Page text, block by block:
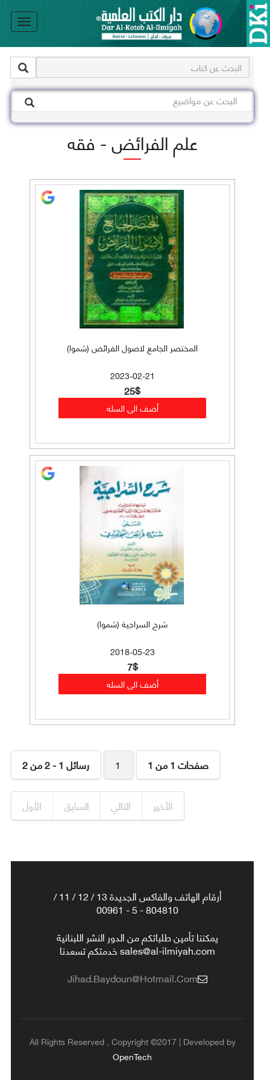
علم الفرائض - فقه
المختصر الجامع لاصول الفرائض (شموا)
2023-02-21
25$
شرح السراجية (شموا)
2018-05-23
7$
رسائل 1 - 2 من 2 1 صفحات 1 من 1
الأول السابق التالي الأخير
أرقام الهاتف والفاكس الجديدة 13 / 12 / 11 /
804810 - 5 - 00961
يمكننا تأمين طلباتكم من الدور النشر اللبنانية
sales@al-ilmiyah.com خدمتكم تسعدنا
Jihad.baydoun@hotmail.com
All Rights Reserved , Copyright ©2017 | Developed by
OpenTech